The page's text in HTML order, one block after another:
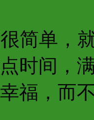
简单，
时间，
福，而